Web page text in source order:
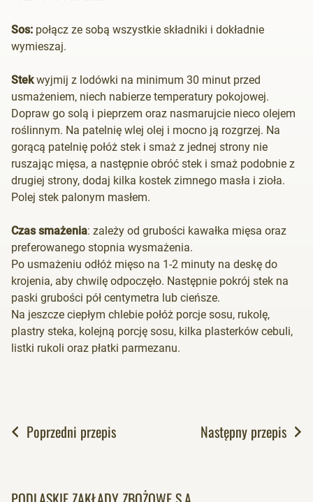
Sos: połącz ze sobą wszystkie składniki i dokładnie
wymieszaj.
Stekwyjmij z lodówki na minimum 30 minut przed
usmażeniem, niech nabierze temperatury pokojowej.
Dopraw go solą i pieprzem oraz nasmarujcie nieco olejem
roślinnym. Na patelnię wlej olej i mocno ją rozgrzej. Na
gorącą patelnię połóż stek i smaż z jednej strony nie
ruszając mięsa, a następnie obróć stek i smaż podobnie z
drugiej strony, dodaj kilka kostek zimnego masła i zioła.
Polej stek palonym masłem.
Czas smażenia: zależy od grubości kawałka mięsa oraz
preferowanego stopnia wysmażenia.
Po usmażeniu odłóż mięso na 1-2 minuty na deskę do
krojenia, aby chwilę odpoczęło. Następnie pokrój stek na
paski grubości pół centymetra lub cieńsze.
Na jeszcze ciepłym chlebie połóż porcje sosu, rukolę,
plastry steka, kolejną porcję sosu, kilka plasterków cebuli,
listki rukoli oraz płatki parmezanu.
Poprzedni przepis Następny przepis